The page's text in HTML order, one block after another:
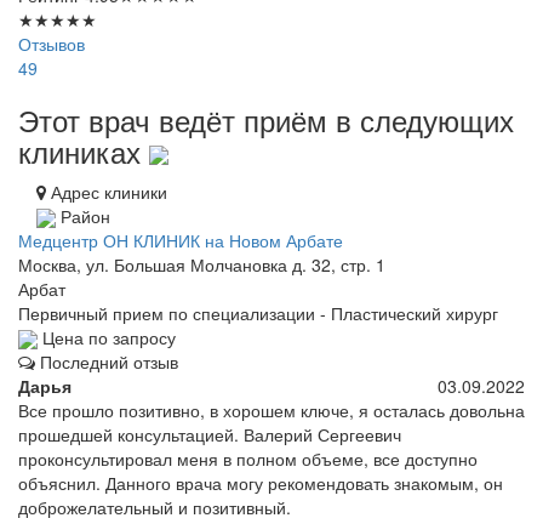
★★★★★
Отзывов
49
Этот врач ведёт приём в следующих
клиниках
Адрес клиники
Район
Медцентр ОН КЛИНИК на Новом Арбате
Москва, ул. Большая Молчановка д. 32, стр. 1
Арбат
Первичный прием по специализации - Пластический хирург
Цена по запросу
Последний отзыв
Дарья
03.09.2022
Все прошло позитивно, в хорошем ключе, я осталась довольна
прошедшей консультацией. Валерий Сергеевич
проконсультировал меня в полном объеме, все доступно
объяснил. Данного врача могу рекомендовать знакомым, он
доброжелательный и позитивный.